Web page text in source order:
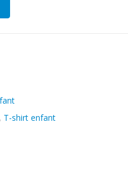
, T-shirt enfant